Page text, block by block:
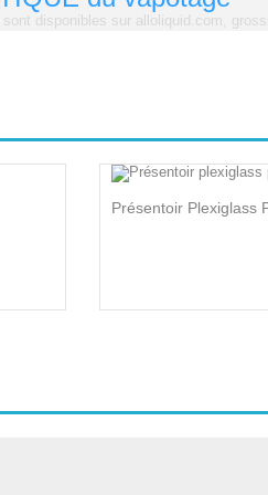
sont disponibles sur alloliquid.com,
Présentoir Plexiglass